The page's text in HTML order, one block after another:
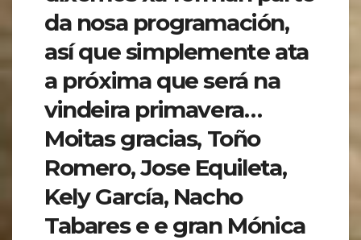
da nosa programación,
así que simplemente ata
a próxima que será na
vindeira primavera…
Moitas gracias, Toño
Romero, Jose Equileta,
Kely García, Nacho
Tabares e e gran Mónica